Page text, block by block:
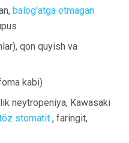
balog'atga etmagan
qon quyish va
kabi)
neytropeniya, Kawasaki
stomatit , faringit,